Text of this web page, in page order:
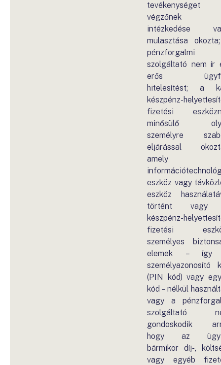
tevékenységet
végzőnek
intézkedése
mulasztása
pénzforgalmi
szolgáltató nem ír
erős
hitelesítést; a
készpénz-
fizetési
minősülő
személyre
eljárással
amely
eszköz vagy
eszköz
történt vagy
készpénz-
fizetési
személyes
elemek –
személyazonosító
(PIN kód) vagy
kód – nélkül
vagy a
szolgáltató
gondoskodik
hogy az
bármikor díj-,
vagy egyéb